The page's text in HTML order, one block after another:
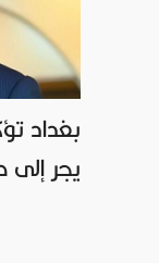
بغداد
يجر إلى